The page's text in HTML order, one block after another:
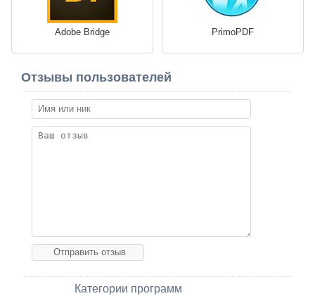
Adobe Bridge PrimoPDF
Отзывы пользователей
Категории программ